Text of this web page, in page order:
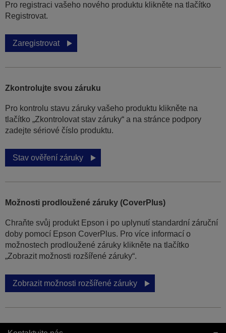
Pro registraci vašeho nového produktu klikněte na tlačítko
Registrovat.
Zaregistrovat
Zkontrolujte svou záruku
Pro kontrolu stavu záruky vašeho produktu klikněte na
tlačítko „Zkontrolovat stav záruky“ a na stránce podpory
zadejte sériové číslo produktu.
Stav ověření záruky
Možnosti prodloužené záruky (CoverPlus)
Chraňte svůj produkt Epson i po uplynutí standardní záruční
doby pomocí Epson CoverPlus. Pro více informací o
možnostech prodloužené záruky klikněte na tlačítko
„Zobrazit možnosti rozšířené záruky“.
Zobrazit možnosti rozšířené záruky